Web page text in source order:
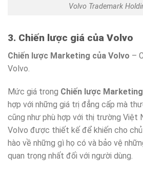
Volvo Trademark
3. Chiến lược giá của Volvo
Chiến lược Marketing của Volvo –
Volvo.
Mức giá trong Chiến lược
hợp với những giá trị đẳng cấp mà
cũng như phù hợp với thị trường Việt
Volvo được thiết kế để khiến cho
hào về những gì họ có và bảo vệ
quan trọng nhất đối với người dùng.